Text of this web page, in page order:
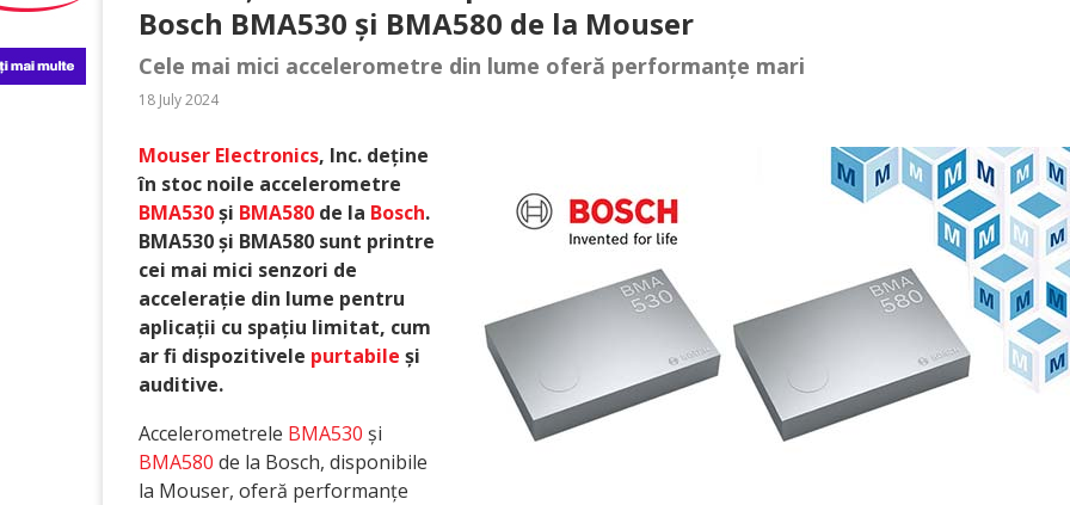
Bosch BMA530 și BMA580 de la Mouser
Cele mai mici accelerometre din lume oferă performanțe mari
18 July 2024
Mouser Electronics, Inc. deține
în stoc noile accelerometre
BMA530și BMA580 de la Bosch.
BMA530 și BMA580 sunt printre
cei mai mici senzori de
accelerație din lume pentru
aplicații cu spațiu limitat, cum
ar fi dispozitivele purtabile și
auditive.
Accelerometrele BMA530 și
BMA580 de la Bosch, disponibile
la Mouser, oferă performanțe